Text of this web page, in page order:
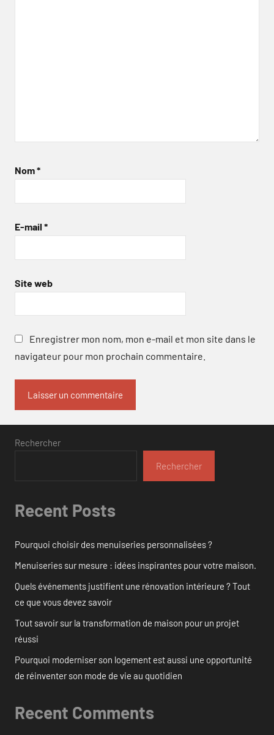
Nom*
E-mail *
Site web
Enregistrer mon nom, mon e-mail et mon site dans le
navigateur pour mon prochain commentaire.
Rechercher
Rechercher
Recent Posts
Pourquoi choisir des menuiseries personnalisées ?
Menuiseries sur mesure : idées inspirantes pour votre maison.
Quels événements justifient une rénovation intérieure ? Tout
ce que vous devez savoir
Tout savoir sur la transformation de maison pour un projet
réussi
Pourquoi moderniser son logement est aussi une opportunité
de réinventer son mode de vie au quotidien
Recent Comments